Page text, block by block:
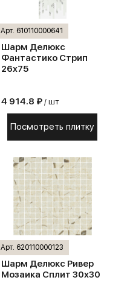
Арт. 610110000641
Шарм Делюкс
Фантастико Стрип
26х75
4 914.8 ₽ / шт
Посмотреть плитку
Арт. 620110000123
Шарм Делюкс Ривер
Мозаика Сплит 30х30